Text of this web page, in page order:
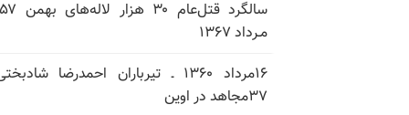
مـرداد ۱۳۶۷
۱۶مرداد ۱۳۶۰ ـ تیرباران احمدرضا
۳۷مجاهد در اوین